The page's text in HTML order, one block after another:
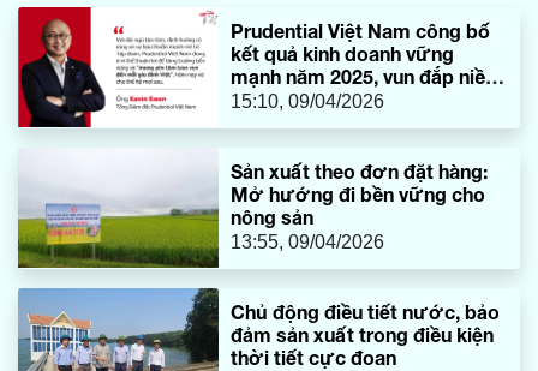
bộ, hiệu quả và thiết thực hơn.
Prudential Việt Nam công bố
kết quả kinh doanh vững
mạnh năm 2025, vun đắp niềm
tin khách hàng và mang yên
15:10, 09/04/2026
Sản xuất theo đơn đặt hàng:
Mở hướng đi bền vững cho
nông sản
13:55, 09/04/2026
Chủ động điều tiết nước, bảo
đảm sản xuất trong điều kiện
thời tiết cực đoan